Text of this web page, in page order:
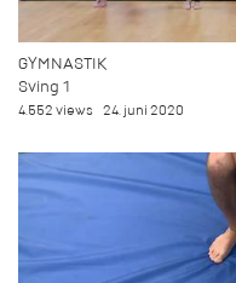
GYMNASTIK
Sving 1
4.552 views 24. juni 2020